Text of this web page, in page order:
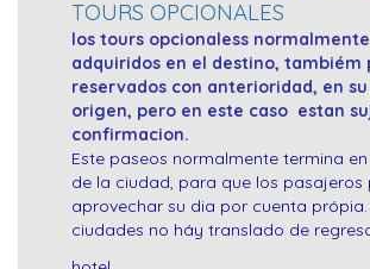
TOURS OPCIONALES
los tours opcionaless
adquiridos en el destino, tambiém
reservados con anterioridad, en
origen, pero en este caso estan
confirmacion.
Este paseos normalmente termina
de la ciudad, para que los pasajeros
aprovechar su dia por cuenta
ciudades no háy translado de